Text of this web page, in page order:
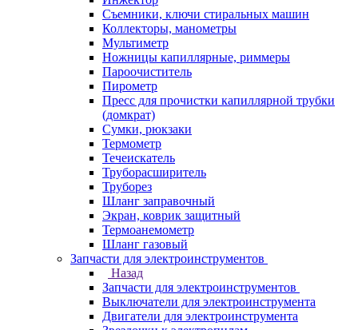
Съемники, ключи стиральных машин
Коллекторы, манометры
Мультиметр
Ножницы капиллярные, риммеры
Пароочиститель
Пирометр
Пресс для прочистки капиллярной трубки
(домкрат)
Сумки, рюкзаки
Термометр
Течеискатель
Труборасширитель
Труборез
Шланг заправочный
Экран, коврик защитный
Термоанемометр
Шланг газовый
Запчасти для электроинструментов
Назад
Запчасти для электроинструментов
Выключатели для электроинструмента
Двигатели для электроинструмента